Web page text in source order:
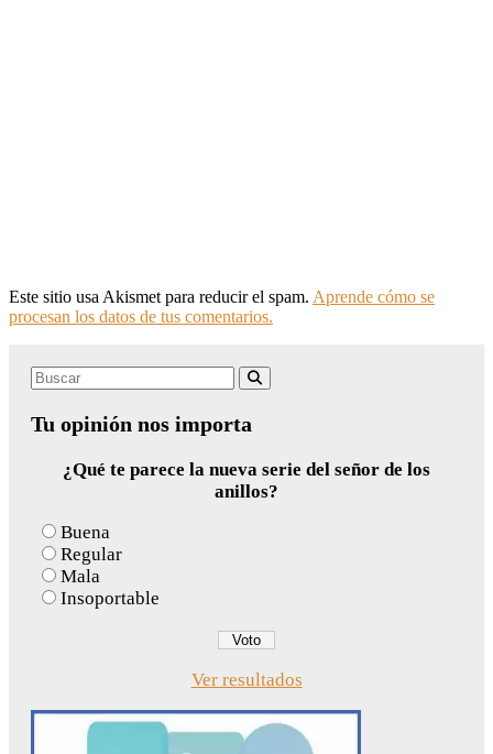
Este sitio usa Akismet para reducir el spam. Aprende cómo se
procesan los datos de tus comentarios.
Search
Tu opinión nos importa
¿Qué te parece la nueva serie del señor de los
anillos?
Buena
Regular
Mala
Insoportable
Ver resultados